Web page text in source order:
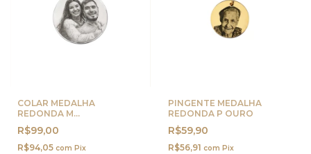
COLAR MEDALHA
REDONDA M
PERSONALIZADA PRATA
R$99,00
R$94,05 com Pix
PINGENTE MEDALHA
REDONDA P OURO
R$59,90
R$56,91 com Pix